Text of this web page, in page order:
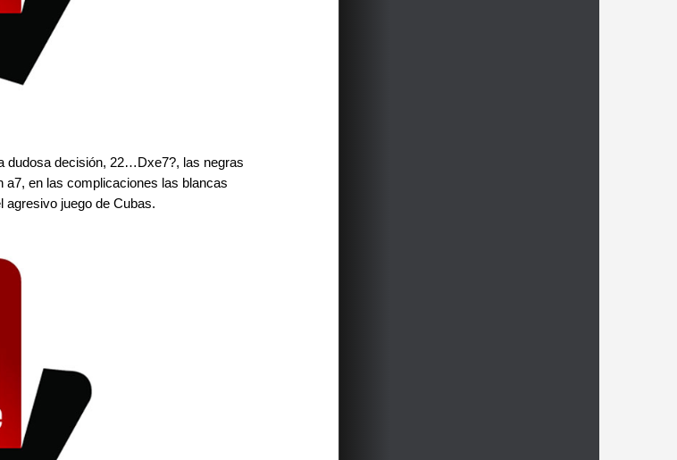
dudosa decisión, 22…Dxe7?, las negras
a7, en las complicaciones las blancas
agresivo juego de Cubas.